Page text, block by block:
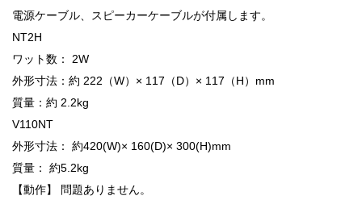
電源ケーブル、スピーカーケーブルが付属します。
NT2H
ワット数： 2W
外形寸法：約 222（W）× 117（D）× 117（H）mm
質量：約 2.2kg
V110NT
外形寸法： 約420(W)× 160(D)× 300(H)mm
質量： 約5.2kg
【動作】 問題ありません。